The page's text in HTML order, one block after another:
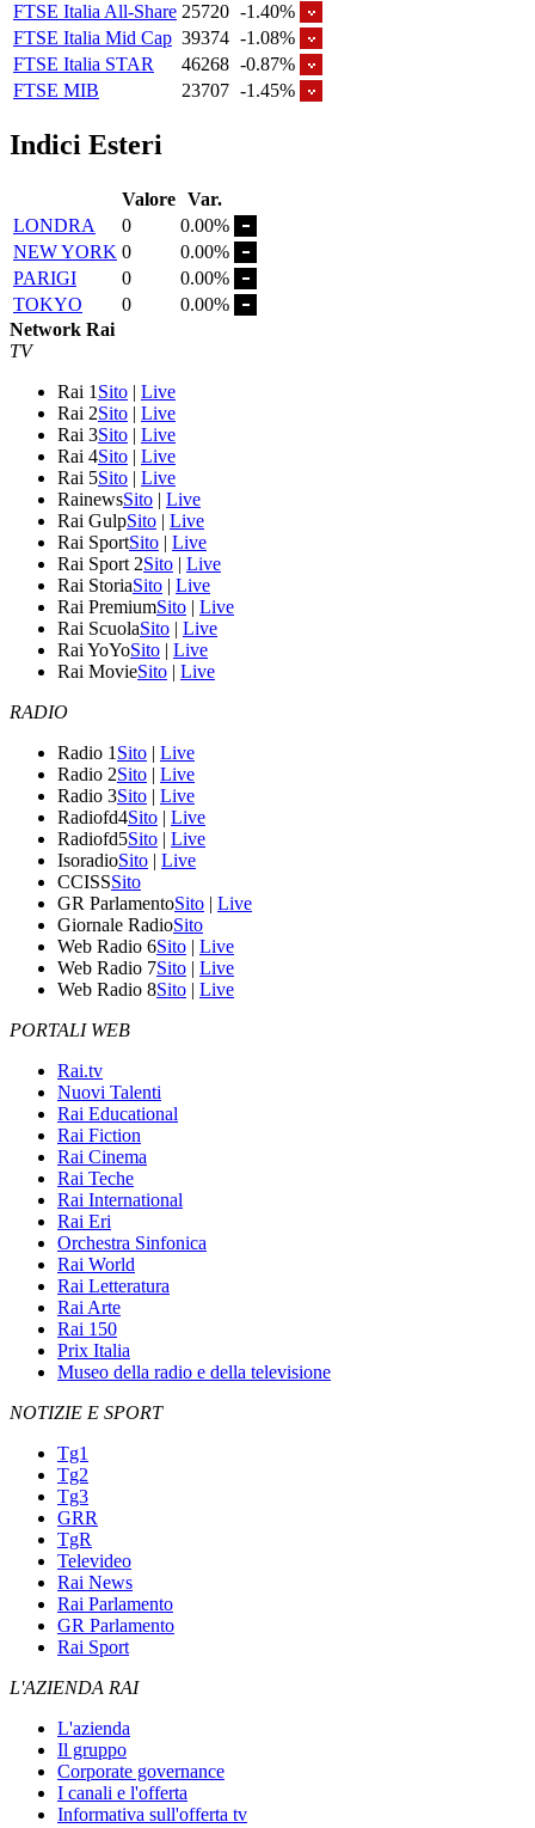
FTSE Italia All-Share 25720 -1.40%
FTSE Italia Mid Cap 39374 -1.08%
FTSE Italia STAR
46268 -0.87%
FTSE MIB
23707 -1.45%
Indici Esteri
Valore Var.
LONDRA
0
0.00%
NEW YORK 0
0.00%
PARIGI
0
0.00%
TOKYO
0
0.00%
Network Rai
TV
Rai 1 Sito | Live
Rai 2Sito | Live
Rai 3Sito | Live
Rai 4Sito | Live
Rai 5Sito | Live
RainewsSito | Live
Rai GulpSito | Live
Rai SportSito | Live
Rai Sport 2Sito | Live
Rai StoriaSito | Live
Rai PremiumSito | Live
Rai ScuolaSito | Live
Rai YoYoSito | Live
Rai MovieSito | Live
RADIO
Radio 1 Sito | Live
Radio 2Sito | Live
Radio 3Sito | Live
Radiofd4Sito | Live
Radiofd5Sito | Live
IsoradioSito | Live
CCISSSito
GR ParlamentoSito | Live
Giornale RadioSito
Web Radio 6Sito | Live
Web Radio 7Sito | Live
Web Radio 8Sito | Live
PORTALI WEB
Rai.tv
Nuovi Talenti
Rai Educational
Rai Fiction
Rai Cinema
Rai Teche
Rai International
Rai Eri
Orchestra Sinfonica
Rai World
Rai Letteratura
Rai Arte
Rai 150
Prix Italia
Museo della radio e della televisione
NOTIZIE E SPORT
Tg1
Tg2
Tg3
GRR
TgR
Televideo
Rai News
Rai Parlamento
GR Parlamento
Rai Sport
L'AZIENDA RAI
L'azienda
Il gruppo
Corporate governance
I canali e l'offerta
Informativa sull'offerta tv